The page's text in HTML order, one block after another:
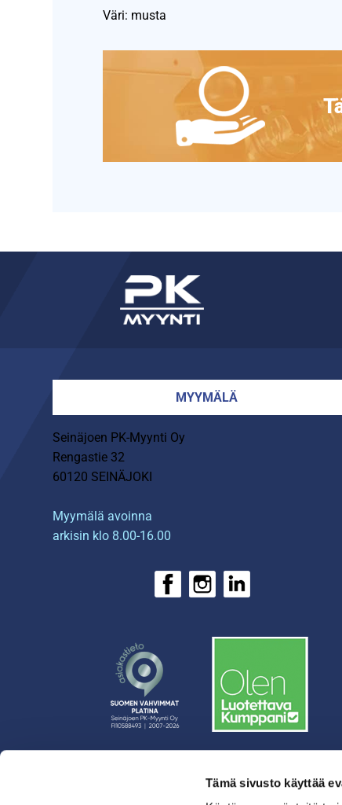
Tämä sivusto käyttää
Väri: musta
MYYMÄLÄ
Seinäjoen PK-Myynti Oy
Rengastie 32
60120 SEINÄJOKI
Myymälä avoinna
arkisin klo 8.00-16.00